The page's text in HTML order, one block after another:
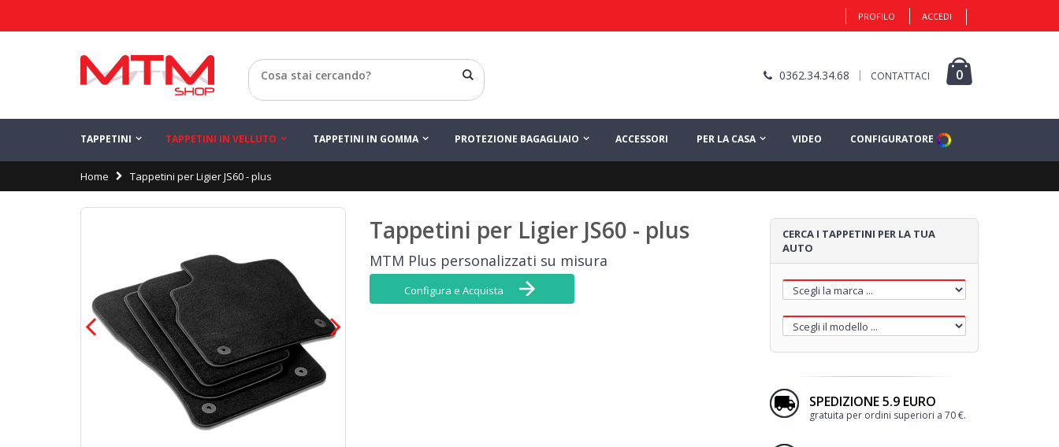
PROFILO ACCEDI
0362.34.34.68 CONTATTACI 0
Indietro
TAPPETINI TAPPETINI IN VELLUTO TAPPETINI IN GOMMA PROTEZIONE BAGAGLIAIO ACCESSORI PER LA CASA VIDEO CONFIGURATORE
Home Tappetini per Ligier JS60 - plus
Tappetini per Ligier JS60 - plus
MTM Plus personalizzati su misura
Configura e Acquista
Clicca qui per cominciare
CERCA I TAPPETINI PER LA TUA
AUTO
SPEDIZIONE 5.9 EURO
gratuita per ordini superiori a 70 €.